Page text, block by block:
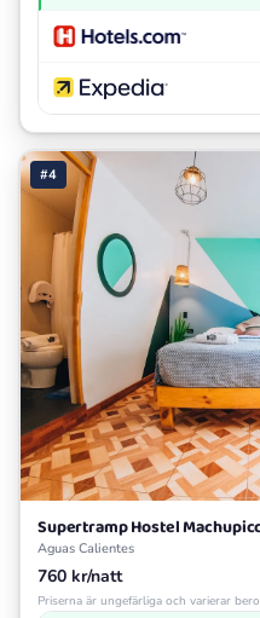
#4
Supertramp Hostel
Aguas Calientes
760 kr/natt
Priserna är ungefärliga och varierar